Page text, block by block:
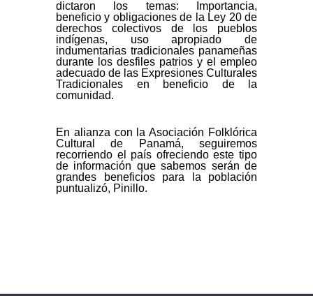
dictaron los temas: Importancia,
beneficio y obligaciones de la Ley 20 de
derechos colectivos de los pueblos
indígenas, uso apropiado de
indumentarias tradicionales panameñas
durante los desfiles patrios y el empleo
adecuado de las Expresiones Culturales
Tradicionales en beneficio de la
comunidad.
En alianza con la Asociación Folklórica
Cultural de Panamá, seguiremos
recorriendo el país ofreciendo este tipo
de información que sabemos serán de
grandes beneficios para la población
puntualizó, Pinillo.